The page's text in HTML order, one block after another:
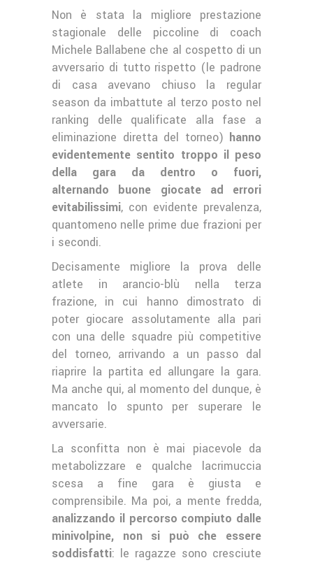
Non è stata la migliore prestazione
stagionale delle piccoline di coach
Michele Ballabene che al cospetto di un
avversario di tutto rispetto (le padrone
di casa avevano chiuso la regular
season da imbattute al terzo posto nel
ranking delle qualificate alla fase a
eliminazione diretta del torneo) hanno
evidentemente sentito troppo il peso
della gara da dentro o fuori,
alternando buone giocate ad errori
evitabilissimi, con evidente prevalenza,
quantomeno nelle prime due frazioni per
i secondi.
Decisamente migliore la prova delle
atlete in arancio-blù nella terza
frazione, in cui hanno dimostrato di
poter giocare assolutamente alla pari
con una delle squadre più competitive
del torneo, arrivando a un passo dal
riaprire la partita ed allungare la gara.
Ma anche qui, al momento del dunque, è
mancato lo spunto per superare le
avversarie.
La sconfitta non è mai piacevole da
metabolizzare e qualche lacrimuccia
scesa a fine gara è giusta e
comprensibile. Ma poi, a mente fredda,
analizzando il percorso compiuto dalle
minivolpine, non si può che essere
soddisfatti: le ragazze sono cresciute